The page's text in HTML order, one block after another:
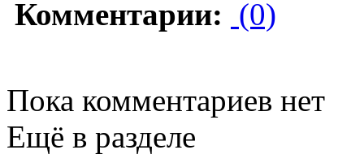
Комментарии: (0)
Пока комментариев нет
Ещё в разделе